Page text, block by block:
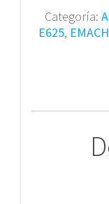
Aspire
5516
Categoría:
E625,